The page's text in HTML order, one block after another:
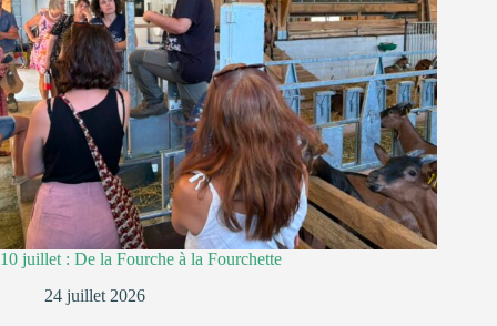
10 juillet : De la Fourche à la Fourchette
24 juillet 2026